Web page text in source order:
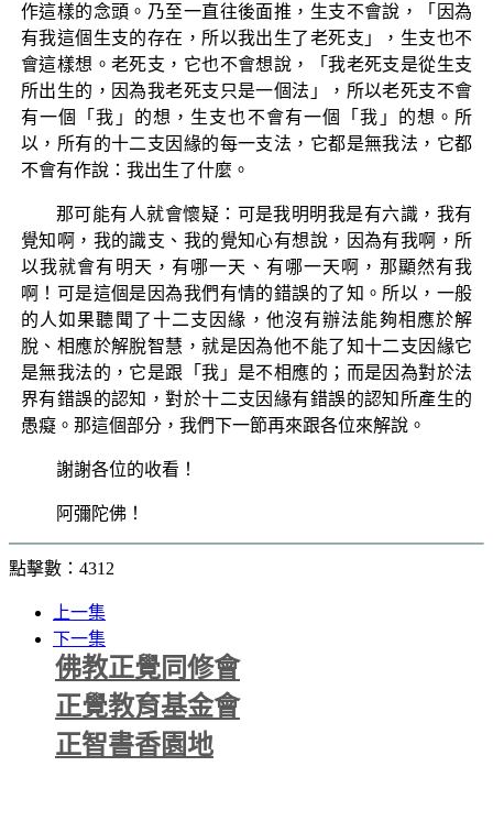
作這樣的念頭。乃至一直往後面推，生支不會說，「因為
有我這個生支的存在，所以我出生了老死支」，生支也不
會這樣想。老死支，它也不會想說，「我老死支是從生支
所出生的，因為我老死支只是一個法」，所以老死支不會
有一個「我」的想，生支也不會有一個「我」的想。所
以，所有的十二支因緣的每一支法，它都是無我法，它都
不會有作說：我出生了什麼。
那可能有人就會懷疑：可是我明明我是有六識，我有
覺知啊，我的識支、我的覺知心有想說，因為有我啊，所
以我就會有明天，有哪一天、有哪一天啊，那顯然有我
啊！可是這個是因為我們有情的錯誤的了知。所以，一般
的人如果聽聞了十二支因緣，他沒有辦法能夠相應於解
脫、相應於解脫智慧，就是因為他不能了知十二支因緣它
是無我法的，它是跟「我」是不相應的；而是因為對於法
界有錯誤的認知，對於十二支因緣有錯誤的認知所產生的
愚癡。那這個部分，我們下一節再來跟各位來解說。
謝謝各位的收看！
阿彌陀佛！
點擊數：4312
上一集
下一集
佛教正覺同修會
正覺教育基金會
正智書香園地